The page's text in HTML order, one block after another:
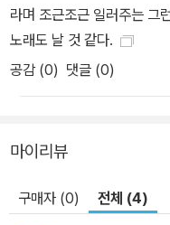
라며 조근조근 일러주는 그
노래도 날 것 같다.
공감 (0) 댓글 (0)
마이리뷰
구매자 (0) 전체 (4)